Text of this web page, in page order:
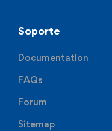
Soporte
Documentation
FAQs
Forum
Sitemap